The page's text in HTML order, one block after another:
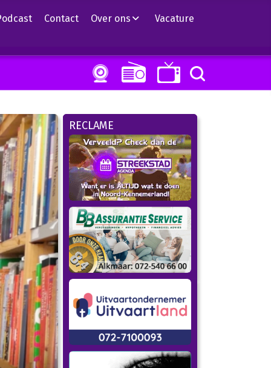
Contact Over ons Vacature
RECLAME